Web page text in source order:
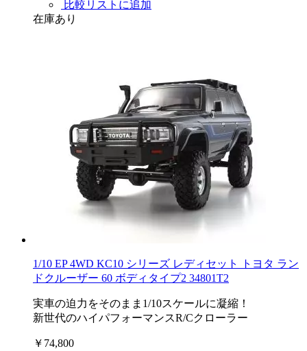
比較リストに追加
在庫あり
1/10 EP 4WD KC10 シリーズ レディセット トヨタ ラン
ドクルーザー 60 ボディタイプ2 34801T2
実車の迫力をそのまま1/10スケールに凝縮！
新世代のハイパフォーマンスR/Cクローラー
￥74,800